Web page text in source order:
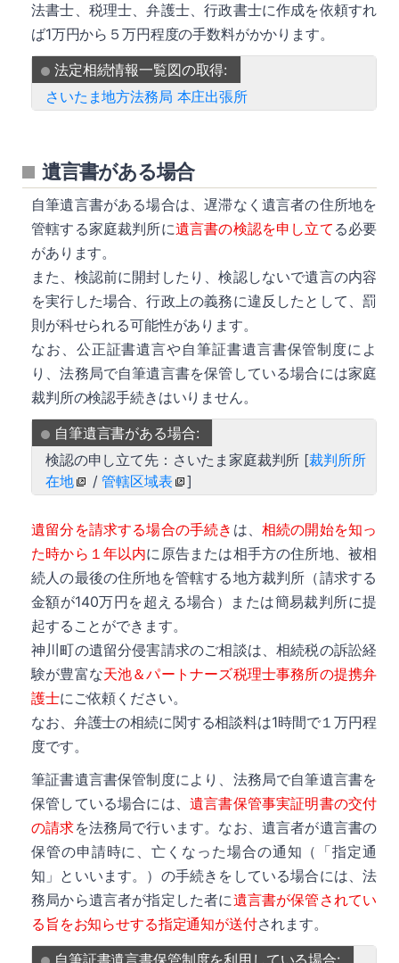
法書士、税理士、弁護士、行政書士に作成を依頼すれ
ば1万円から５万円程度の手数料がかかります。
法定相続情報一覧図の取得:
さいたま地方法務局 本庄出張所
遺言書がある場合
自筆遺言書がある場合は、遅滞なく遺言者の住所地を
管轄する家庭裁判所に遺言書の検認を申し立て る必要
があります。
また、検認前に開封したり、検認しないで遺言の内容
を実行した場合、行政上の義務に違反したとして、罰
則が科せられる可能性があります。
なお、公正証書遺言や自筆証書遺言書保管制度によ
り、法務局で自筆遺言書を保管している場合には家庭
裁判所の検認手続きはいりません。
自筆遺言書がある場合:
検認の申し立て先：さいたま家庭裁判所 [裁判所所
在地
/管轄区域表 ]
遺留分を請求する場合の手続き は、 相続の開始を知っ
た時から１年以内に原告または相手方の住所地、被相
続人の最後の住所地を管轄する地方裁判所（請求する
金額が140万円を超える場合）または簡易裁判所に提
起することができます。
神川町の遺留分侵害請求のご相談は、相続税の訴訟経
験が豊富な天池＆パートナーズ税理士事務所の提携弁
護士にご依頼ください。
なお、弁護士の相続に関する相談料は1時間で１万円程
度です。
筆証書遺言書保管制度により、法務局で自筆遺言書を
保管している場合には、 遺言書保管事実証明書の交付
の請求を法務局で行います。なお、遺言者が遺言書の
保管の申請時に、亡くなった場合の通知（「指定通
知」といいます。）の手続きをしている場合には、法
務局から遺言者が指定した者に遺言書が保管されてい
る旨をお知らせする指定通知が送付されます。
自筆証書遺言書保管制度を利用している場合:
詳細
詳細
詳細